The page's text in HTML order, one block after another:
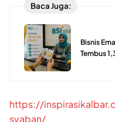
Baca Juga:
Bisnis
Tembus
https://
syaban/